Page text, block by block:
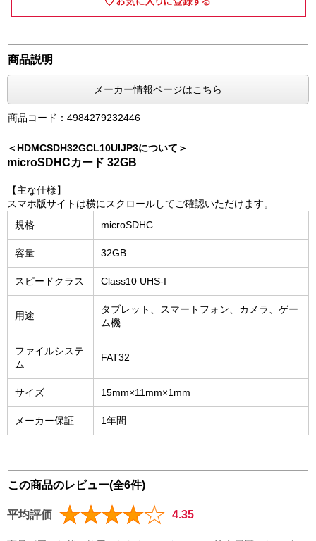
商品説明
メーカー情報ページはこちら
商品コード：4984279232446
＜HDMCSDH32GCL10UIJP3について＞
microSDHCカード 32GB
【主な仕様】
スマホ版サイトは横にスクロールしてご確認いただけます。
規格
microSDHC
容量 32GB
スピードクラス Class10 UHS-I
用途
タブレット、スマートフォン、カメラ、ゲー
ム機
ファイルシステ
ム
FAT32
サイズ 15mm×11mm×1mm
メーカー保証 1年間
この商品のレビュー(全6件)
平均評価 4.35